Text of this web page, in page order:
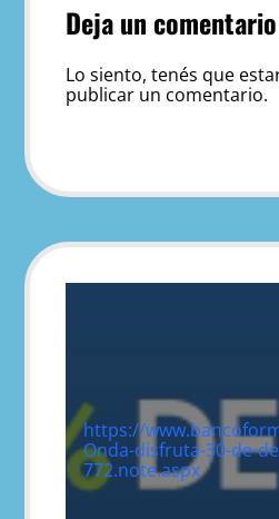
Deja un comentario
Lo siento, tenés que
publicar un comentario.
https://
Onda-disfruta-30-de-
772.note.aspx